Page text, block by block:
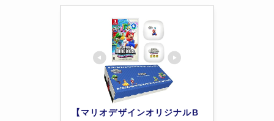
【マリオデザインオリジナルB